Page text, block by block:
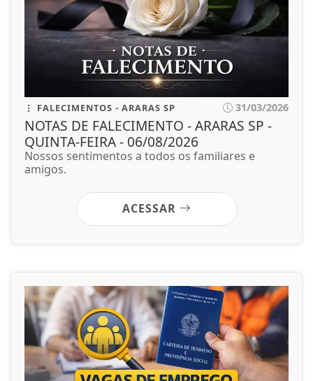
FALECIMENTOS - ARARAS SP 31/03/2026
NOTAS DE FALECIMENTO - ARARAS SP -
QUINTA-FEIRA - 06/08/2026
Nossos sentimentos a todos os familiares e
amigos.
ACESSAR